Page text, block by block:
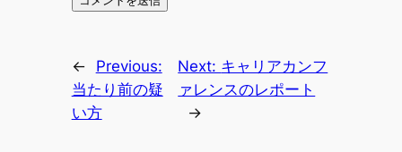
←
Previous:
当たり前の疑
い方
Next: キャリアカンフ
ァレンスのレポート
→